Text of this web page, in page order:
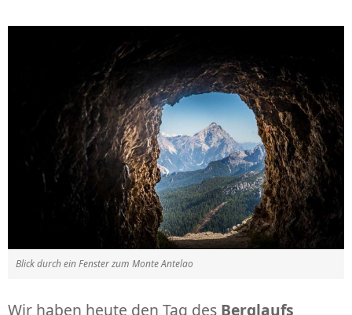
Blick durch ein Fenster zum Monte Antelao
Wir haben heute den Tag des Berglaufs